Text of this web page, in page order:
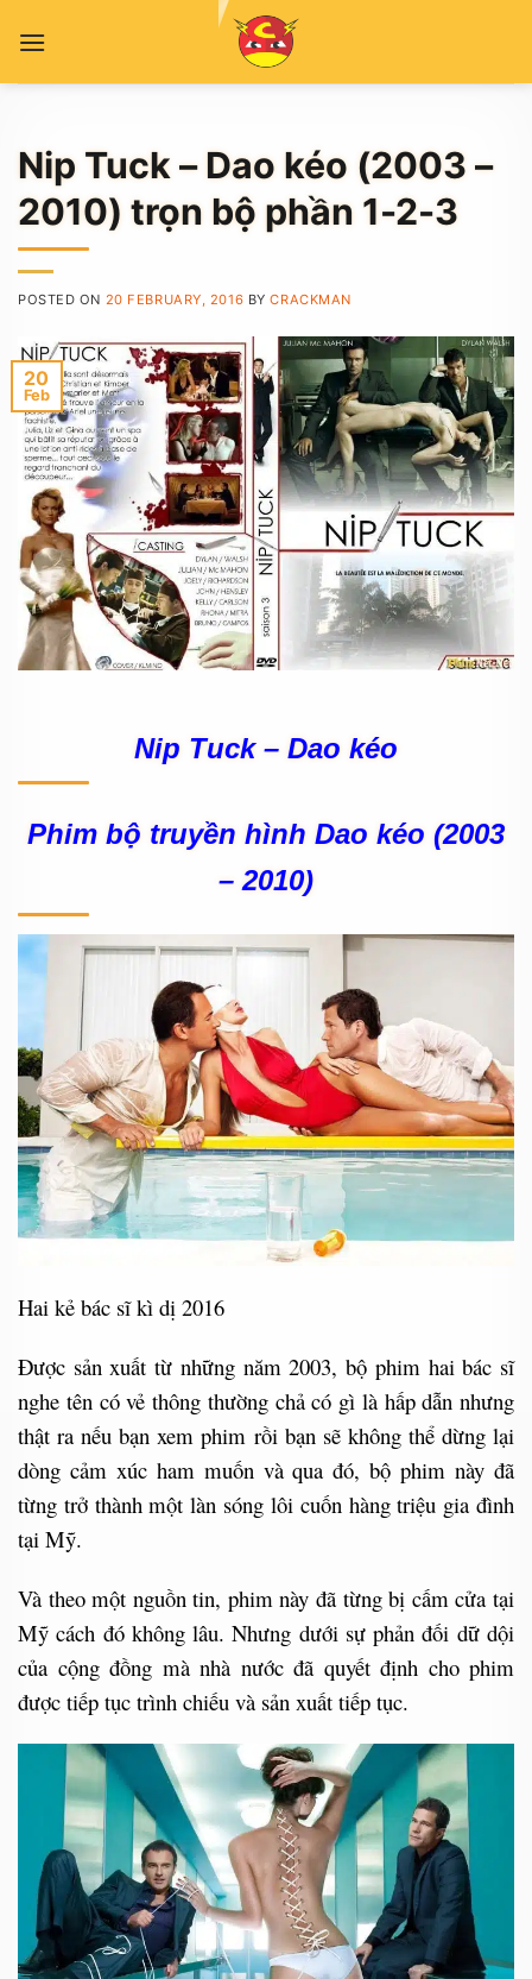
Nip Tuck – Dao kéo (2003 –
2010) trọn bộ phần 1-2-3
POSTED ON 20 FEBRUARY, 2016 BYCRACKMAN
20
Feb
Nip Tuck – Dao kéo
Phim bộ truyền hình Dao kéo (2003
– 2010)
Hai kẻ bác sĩ kì dị 2016
Được sản xuất từ những năm 2003, bộ phim hai bác sĩ
nghe tên có vẻ thông thường chả có gì là hấp dẫn nhưng
thật ra nếu bạn xem phim rồi bạn sẽ không thể dừng lại
dòng cảm xúc ham muốn và qua đó, bộ phim này đã
từng trở thành một làn sóng lôi cuốn hàng triệu gia đình
tại Mỹ.
Và theo một nguồn tin, phim này đã từng bị cấm cửa tại
Mỹ cách đó không lâu. Nhưng dưới sự phản đối dữ dội
của cộng đồng mà nhà nước đã quyết định cho phim
được tiếp tục trình chiếu và sản xuất tiếp tục.